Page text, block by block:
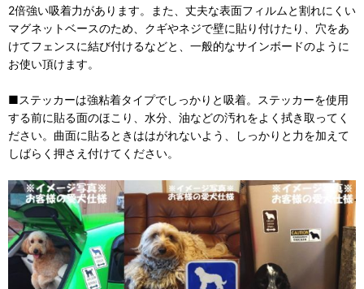
2倍強い吸着力があります。また、丈夫な表面フィルムと割れにくい
マグネットベースのため、クギやネジで壁に貼り付けたり、穴をあ
けてフェンスに結び付けるなどと、一般的なサインボードのように
お使い頂けます。
■ステッカーは強粘着タイプでしっかりと吸着。ステッカーを使用
する前に貼る面のほこり、水分、油などの汚れをよく拭き取ってく
ださい。曲面に貼るときははがれないよう、しっかりと力を加えて
しばらく押さえ付けてください。